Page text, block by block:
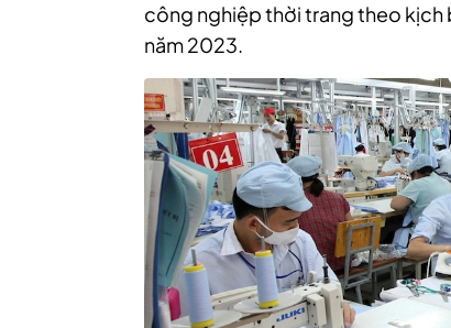
công nghiệp thời trang theo kịch
năm 2023.